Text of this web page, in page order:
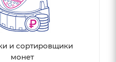
и сортировщики
монет